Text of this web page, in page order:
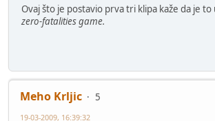
Ovaj što je postavio prva tri klipa kaže da je to
zero-fatalities game.
Meho Krljic
5
19-03-2009, 16:39:32